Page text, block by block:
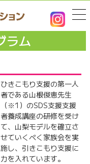
ラム
ひきこもり支援の第一人
者である山根俊恵先生
（※1）のSDS支援支援
者養成講座の研修を受け
て、山梨モデルを確立さ
せていくべく家族会を実
施し、引きこもり支援に
力を入れています。